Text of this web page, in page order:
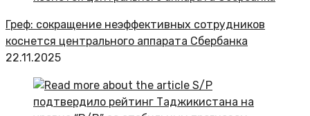
Греф: сокращение неэффективных сотрудников
коснется центрального аппарата Сбербанка
22.11.2025